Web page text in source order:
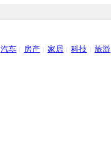
汽车 房产 家居 科技 旅游